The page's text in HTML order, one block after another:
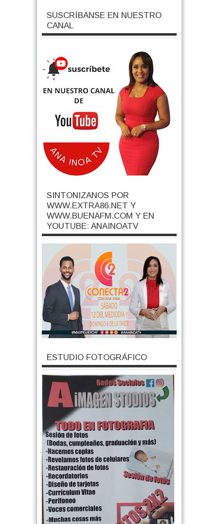
SUSCRÍBANSE EN NUESTRO
CANAL
SINTONIZANOS POR
WWW.EXTRA86.NET Y
WWW.BUENAFM.COM Y EN
YOUTUBE: ANAINOATV
ESTUDIO FOTOGRÁFICO